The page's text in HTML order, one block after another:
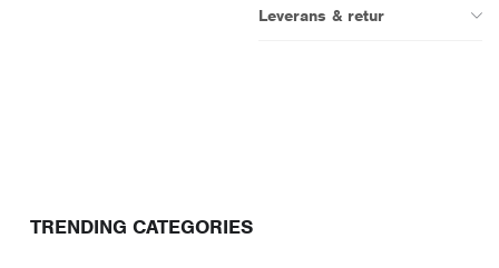
Leverans & retur
TRENDING CATEGORIES